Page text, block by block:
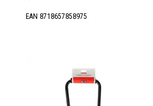
EAN 8718657858975